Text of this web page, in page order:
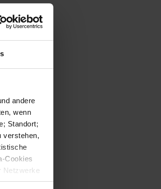
andere
wenn
Standort;
verstehen,
Cookies
Netzwerke